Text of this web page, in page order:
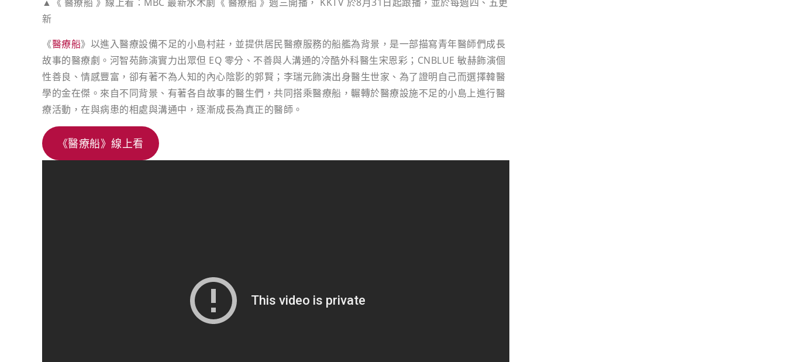
新
《醫療船》以進入醫療設備不足的小島村莊，並提供居民醫療服務的船艦為背景，是一部描寫青年醫師們成長
故事的醫療劇。河智苑飾演實力出眾但 EQ 零分、不善與人溝通的冷酷外科醫生宋恩彩；CNBLUE 敏赫飾演個
性善良、情感豐富，卻有著不為人知的內心陰影的郭賢；李瑞元飾演出身醫生世家、為了證明自己而選擇韓醫
學的金在傑。來自不同背景、有著各自故事的醫生們，共同搭乘醫療船，輾轉於醫療設施不足的小島上進行醫
療活動，在與病患的相處與溝通中，逐漸成長為真正的醫師。
《醫療船》線上看